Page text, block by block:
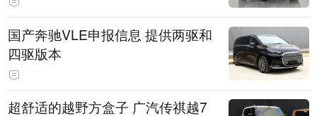
国产奔驰VLE申报信息 提供两驱和
四驱版本
超舒适的越野方盒子 广汽传祺越7